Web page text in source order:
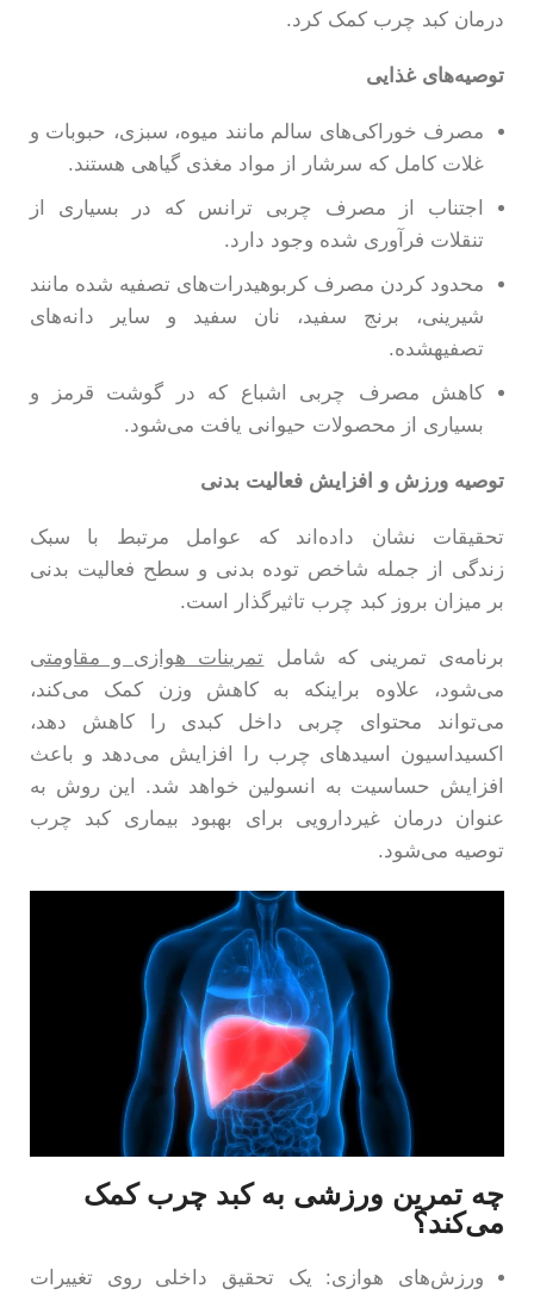
درمان کبد چرب کمک کرد.
توصیه‌های غذایی
مصرف خوراکی‌های سالم مانند میوه، سبزی، حبوبات و
غلات کامل که سرشار از مواد مغذی گیاهی هستند.
اجتناب از مصرف چربی ترانس که در بسیاری از
تنقلات فرآوری شده وجود دارد.
محدود کردن مصرف کربوهیدرات‌های تصفیه شده مانند
شیرینی، برنج سفید، نان سفید و سایر دانه‌های
تصفیهشده.
کاهش مصرف چربی اشباع که در گوشت قرمز و
بسیاری از محصولات حیوانی یافت می‌شود.
توصیه ورزش و افزایش فعالیت بدنی
تحقیقات نشان داده‌اند که عوامل مرتبط با سبک
زندگی از جمله شاخص توده بدنی و سطح فعالیت بدنی
بر میزان بروز کبد چرب تاثیرگذار است.
برنامه‌ی تمرینی که شامل تمرینات هوازی و مقاومتی
می‌شود، علاوه براینکه به کاهش وزن کمک می‌کند،
می‌تواند محتوای چربی داخل کبدی را کاهش دهد،
اکسیداسیون اسیدهای چرب را افزایش می‌دهد و باعث
افزایش حساسیت به انسولین خواهد شد. این روش به
عنوان درمان غیردارویی برای بهبود بیماری کبد چرب
توصیه می‌شود.
چه تمرین ورزشی به کبد چرب کمک
می‌کند؟
ورزش‌های هوازی: یک تحقیق داخلی روی تغییرات